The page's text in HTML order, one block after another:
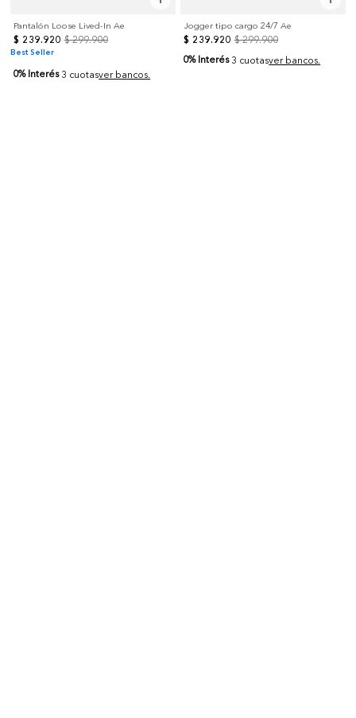
Pantalón Loose Lived-In Ae
$ 239.920 $ 299.900
Best Seller
0% Interés 3 cuotasver bancos.
Jogger tipo cargo 24/7 Ae
$ 239.920 $ 299.900
0% Interés 3 cuotasver bancos.